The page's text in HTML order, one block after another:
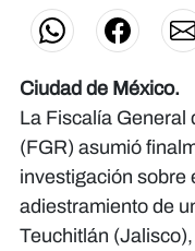
Ciudad de México.
La Fiscalía General
(FGR) asumió
investigación sobre
adiestramiento de
Teuchitlán